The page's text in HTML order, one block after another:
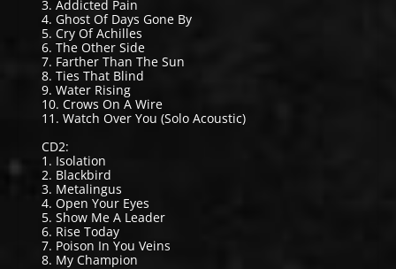
3. Addicted Pain
4. Ghost Of Days Gone By
5. Cry Of Achilles
6. The Other Side
7. Farther Than The Sun
8. Ties That Blind
9. Water Rising
10. Crows On A Wire
11. Watch Over You (Solo Acoustic)
CD2:
1. Isolation
2. Blackbird
3. Metalingus
4. Open Your Eyes
5. Show Me A Leader
6. Rise Today
7. Poison In You Veins
8. My Champion